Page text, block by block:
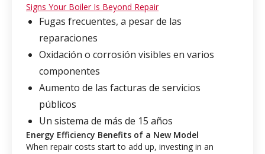
Signs Your Boiler Is Beyond Repair
Fugas frecuentes, a pesar de las
reparaciones
Oxidación o corrosión visibles en varios
componentes
Aumento de las facturas de servicios
públicos
Un sistema de más de 15 años
Energy Efficiency Benefits of a New Model
When repair costs start to add up, investing in an